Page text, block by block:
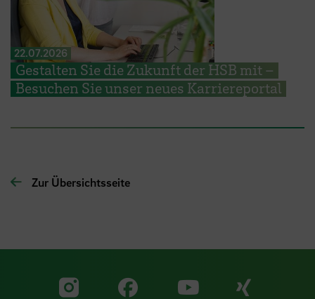
22.07.2026
Gestalten Sie die Zukunft der HSB mit –
Besuchen Sie unser neues Karriereportal
Zur Übersichtsseite
Zu unserer Facebook
Zu